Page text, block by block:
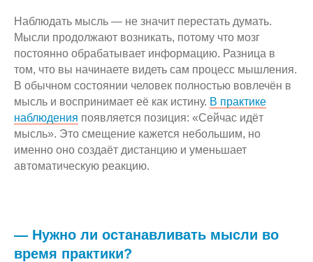
Наблюдать мысль — не значит перестать думать.
Мысли продолжают возникать, потому что мозг
постоянно обрабатывает информацию. Разница в
том, что вы начинаете видеть сам процесс мышления.
В обычном состоянии человек полностью вовлечён в
мысль и воспринимает её как истину. В практике
наблюдения появляется позиция: «Сейчас идёт
мысль». Это смещение кажется небольшим, но
именно оно создаёт дистанцию и уменьшает
автоматическую реакцию.
— Нужно ли останавливать мысли во
время практики?